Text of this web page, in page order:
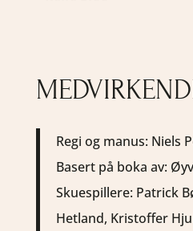
Regi og manus: Niels
Basert på boka av:
Skuespillere: Patrick
Hetland, Kristoffer